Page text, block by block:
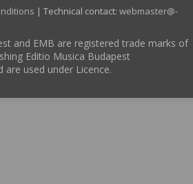
| Technical contact: webmaster­@­
and EMB are registered trade marks of
Editio Musica Budapest
used under Licence.